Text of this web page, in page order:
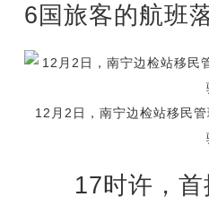
6国旅客的航班
12月2日，南宁边检站移民
17时许，首